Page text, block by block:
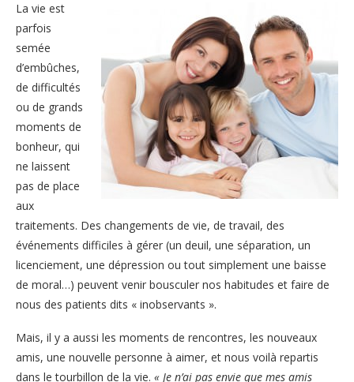
La vie est
parfois
semée
d’embûches,
de difficultés
ou de grands
moments de
bonheur, qui
ne laissent
pas de place
aux
traitements. Des changements de vie, de travail, des
événements difficiles à gérer (un deuil, une séparation, un
licenciement, une dépression ou tout simplement une baisse
de moral…) peuvent venir bousculer nos habitudes et faire de
nous des patients dits « inobservants ».
Mais, il y a aussi les moments de rencontres, les nouveaux
amis, une nouvelle personne à aimer, et nous voilà repartis
dans le tourbillon de la vie. « Je n’ai pas envie que mes amis